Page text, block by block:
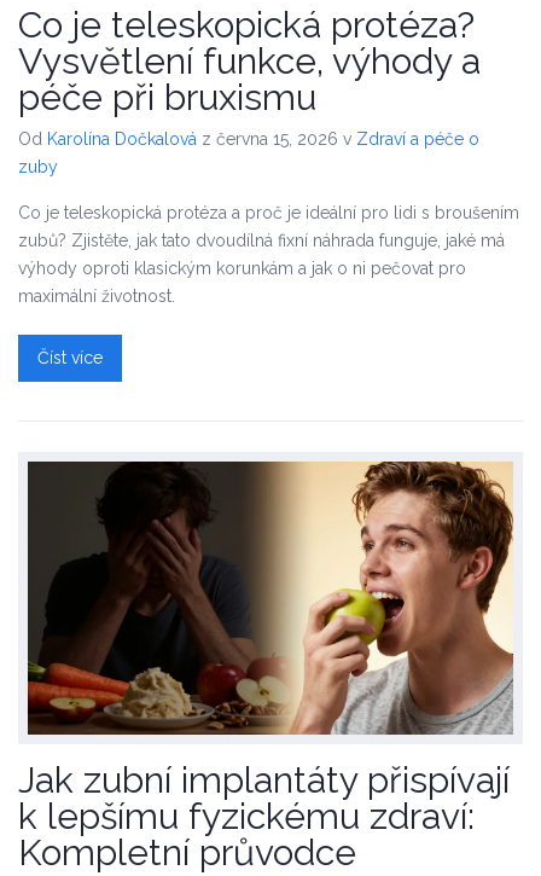
Co je teleskopická protéza?
Vysvětlení funkce, výhody a
péče při bruxismu
Od Karolína Dočkalová z června 15, 2026 v Zdraví a péče o
zuby
Co je teleskopická protéza a proč je ideální pro lidi s broušením
zubů? Zjistěte, jak tato dvoudílná fixní náhrada funguje, jaké má
výhody oproti klasickým korunkám a jak o ni pečovat pro
maximální životnost.
Číst více
Jak zubní implantáty přispívají
k lepšímu fyzickému zdraví:
Kompletní průvodce